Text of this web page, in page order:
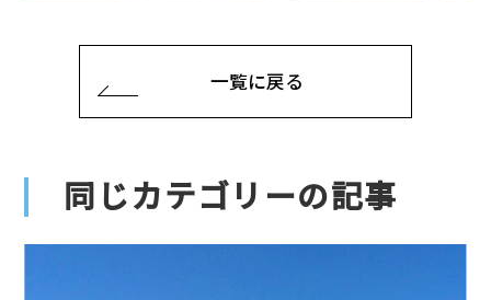
一覧に戻る
同じカテゴリーの記事